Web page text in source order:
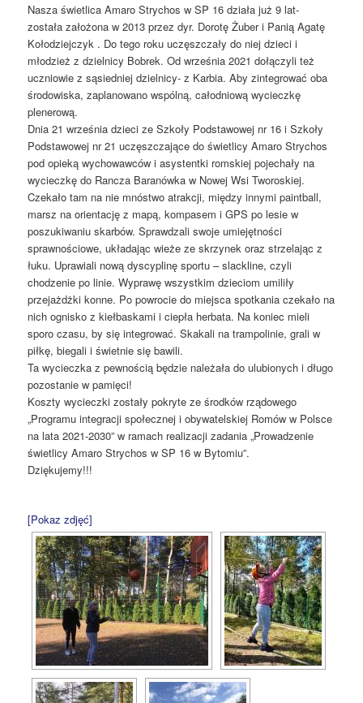
Nasza świetlica Amaro Strychos w SP 16 działa już 9 lat-
została założona w 2013 przez dyr. Dorotę Żuber i Panią Agatę
Kołodziejczyk . Do tego roku uczęszczały do niej dzieci i
młodzież z dzielnicy Bobrek. Od września 2021 dołączyli też
uczniowie z sąsiedniej dzielnicy- z Karbia. Aby zintegrować oba
środowiska, zaplanowano wspólną, całodniową wycieczkę
plenerową.
Dnia 21 września dzieci ze Szkoły Podstawowej nr 16 i Szkoły
Podstawowej nr 21 uczęszczające do świetlicy Amaro Strychos
pod opieką wychowawców i asystentki romskiej pojechały na
wycieczkę do Rancza Baranówka w Nowej Wsi Tworoskiej.
Czekało tam na nie mnóstwo atrakcji, między innymi paintball,
marsz na orientację z mapą, kompasem i GPS po lesie w
poszukiwaniu skarbów. Sprawdzali swoje umiejętności
sprawnościowe, układając wieże ze skrzynek oraz strzelając z
łuku. Uprawiali nową dyscyplinę sportu – slackline, czyli
chodzenie po linie. Wyprawę wszystkim dzieciom umiliły
przejażdżki konne. Po powrocie do miejsca spotkania czekało na
nich ognisko z kiełbaskami i ciepła herbata. Na koniec mieli
sporo czasu, by się integrować. Skakali na trampolinie, grali w
piłkę, biegali i świetnie się bawili.
Ta wycieczka z pewnością będzie należała do ulubionych i długo
pozostanie w pamięci!
Koszty wycieczki zostały pokryte ze środków rządowego
„Programu integracji społecznej i obywatelskiej Romów w Polsce
na lata 2021-2030” w ramach realizacji zadania „Prowadzenie
świetlicy Amaro Strychos w SP 16 w Bytomiu”.
Dziękujemy!!!
[Pokaz zdjęć]